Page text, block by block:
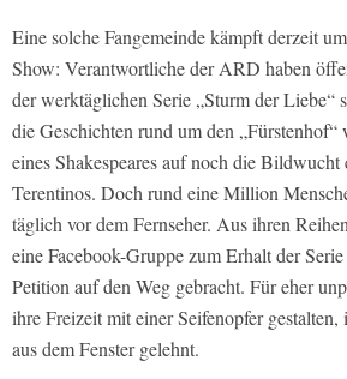
Eine solche Fangemeinde kämpft derzeit
Show: Verantwortliche der ARD haben
der werktäglichen Serie „Sturm der Liebe“
die Geschichten rund um den
eines Shakespeares auf noch die Bildwucht
Terentinos. Doch rund eine Million
täglich vor dem Fernseher. Aus ihren
eine Facebook-Gruppe zum Erhalt der
Petition auf den Weg gebracht. Für eher
ihre Freizeit mit einer Seifenopfer
aus dem Fenster gelehnt.